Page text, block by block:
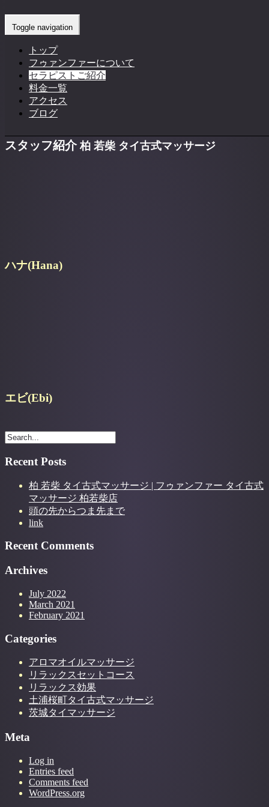
Toggle navigation
トップ
フゥァンファーについて
セラピストご紹介
料金一覧
アクセス
ブログ
Home-Meet Our Experts
スタッフ紹介 柏 若柴 タイ古式マッサージ
ハナ(Hana)
エビ(Ebi)
Recent Posts
柏 若柴 タイ古式マッサージ | フゥァンファー タイ古式
マッサージ 柏若柴店
頭の先からつま先まで
link
Recent Comments
Archives
July 2022
March 2021
February 2021
Categories
アロマオイルマッサージ
リラックスセットコース
リラックス効果
土浦桜町タイ古式マッサージ
茨城タイマッサージ
Meta
Log in
Entries feed
Comments feed
WordPress.org